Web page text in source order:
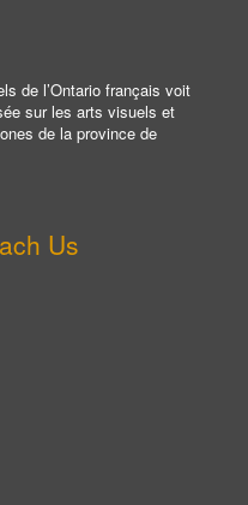
de l’Ontario français voit
sur les arts visuels et
de la province de
Us